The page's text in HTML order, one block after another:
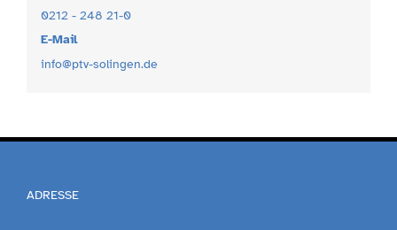
0212 - 248 21-0
E-Mail
info@ptv-solingen.de
ADRESSE